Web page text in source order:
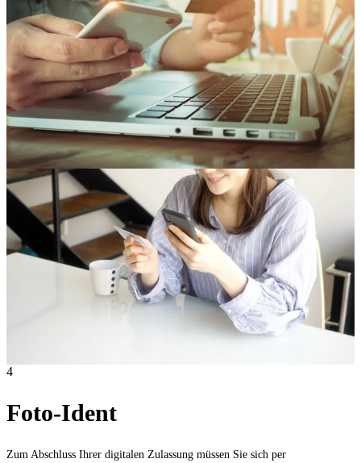
4
Foto-Ident
Zum Abschluss Ihrer digitalen Zulassung müssen Sie sich per